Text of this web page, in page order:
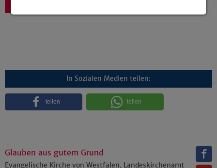
In Sozialen Medien teilen:
teilen teilen
Glauben aus gutem Grund
Evangelische Kirche von Westfalen, Landeskirchenamt